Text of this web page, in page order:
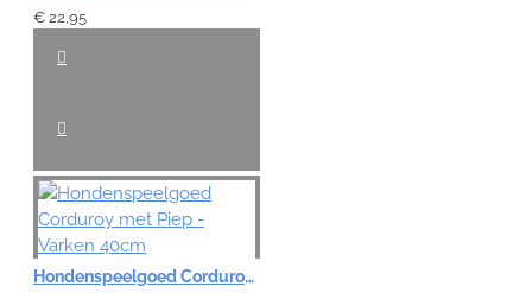
Waardering:
€ 22,95
Hondenspeelgoed Corduroy met Piep - Varken 40cm